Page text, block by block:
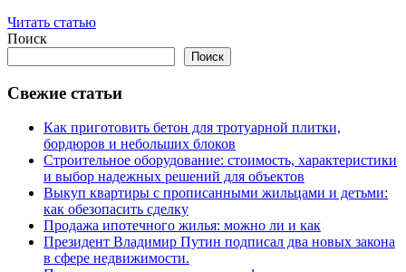
Читать статью
Поиск
Поиск
Свежие статьи
Как приготовить бетон для тротуарной плитки,
бордюров и небольших блоков
Строительное оборудование: стоимость, характеристики
и выбор надежных решений для объектов
Выкуп квартиры с прописанными жильцами и детьми:
как обезопасить сделку
Продажа ипотечного жилья: можно ли и как
Президент Владимир Путин подписал два новых закона
в сфере недвижимости.